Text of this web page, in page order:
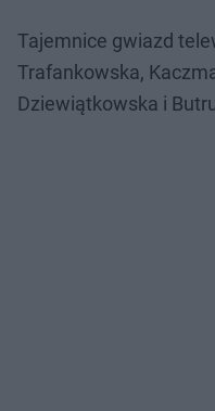
Tajemnice gwiazd
Trafankowska,
Dziewiątkowska i